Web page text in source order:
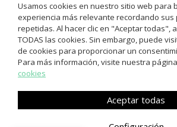
Usamos cookies en nuestro sitio web para
experiencia más relevante recordando
repetidas. Al hacer clic en "Aceptar todas",
TODAS las cookies. Sin embargo, puede
de cookies para proporcionar un
Para más información, visite nuestra
cookies
Aceptar todas